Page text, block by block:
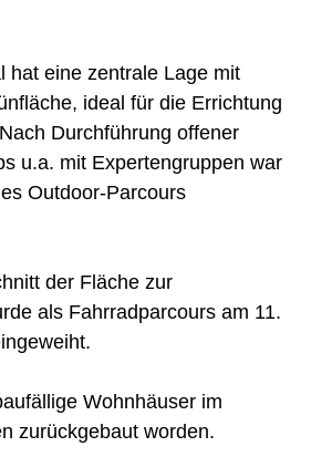
hat eine zentrale Lage mit
ideal für die Errichtung
Durchführung offener
u.a. mit Expertengruppen war
Outdoor-Parcours
der Fläche zur
als Fahrradparcours am 11.
Wohnhäuser im
zurückgebaut worden.